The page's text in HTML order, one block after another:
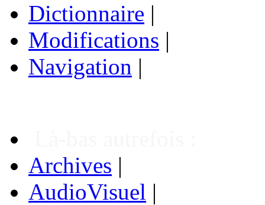
Dictionnaire |
Modifications |
Navigation |
Archives |
AudioVisuel |